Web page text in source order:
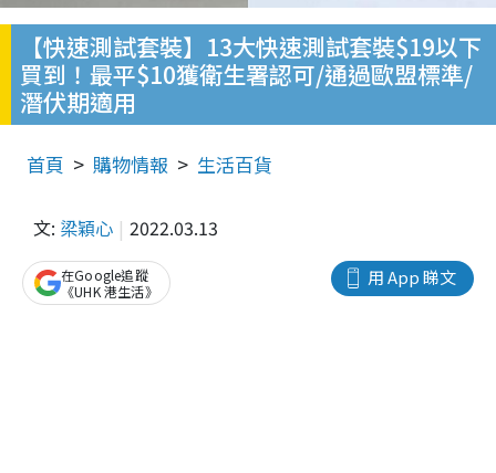
【快速測試套裝】13大快速測試套裝$19以下
買到！最平$10獲衛生署認可/通過歐盟標準/
潛伏期適用
首頁 購物情報 生活百貨
文: 梁穎心 2022.03.13
用 App 睇文
在Google追蹤
《UHK 港生活》